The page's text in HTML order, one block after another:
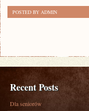
POSTED BY ADMIN
Recent Posts
Dla seniorów